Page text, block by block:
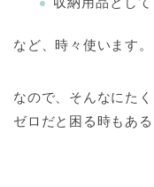
など、時々使います。
なので、そんなにた
ゼロだと困る時もある